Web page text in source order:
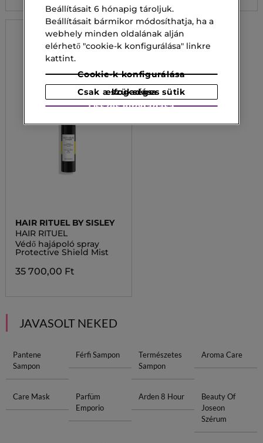
HAIR RITUEL BY SISLEY
HAIR RITUEL
Védő hajápoló spray
Protective Shield Mist
35 700,00 Ft
JAVASOLT NEKED
Pantene
Sampon
Férfi Sampon
Természetes
Sampon
Aroma Care
Care Mask
Parfüm
Emporio
Arden 8 Hour
Beauty Of
Joseon
Szérum
Beállításait 6 hónapig tároljuk.
Beállításait bármikor módosíthatja, ha a
webhely minden oldalának alján
elérhető "cookie-k konfigurálása" linkre
kattint.
Cookie-k konfigurálása
Csak a szükséges sütik elfogadása
Összes elfogadása